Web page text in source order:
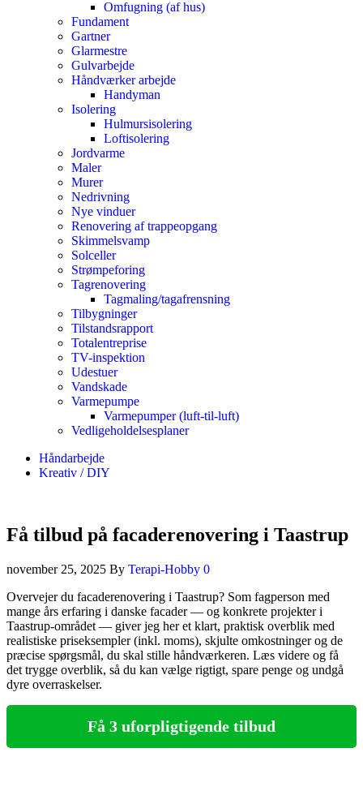
Omfugning (af hus)
Fundament
Gartner
Glarmestre
Gulvarbejde
Håndværker arbejde
Handyman
Isolering
Hulmursisolering
Loftisolering
Jordvarme
Maler
Murer
Nedrivning
Nye vinduer
Renovering af trappeopgang
Skimmelsvamp
Solceller
Strømpeforing
Tagrenovering
Tagmaling/tagafrensning
Tilbygninger
Tilstandsrapport
Totalentreprise
TV-inspektion
Udestuer
Vandskade
Varmepumpe
Varmepumper (luft-til-luft)
Vedligeholdelsesplaner
Håndarbejde
Kreativ / DIY
Få tilbud på facaderenovering i Taastrup
november 25, 2025 By Terapi-Hobby 0
Overvejer du facaderenovering i Taastrup? Som fagperson med
mange års erfaring i danske facader — og konkrete projekter i
Taastrup‑området — giver jeg her et klart, praktisk overblik med
realistiske priseksempler (inkl. moms), skjulte omkostninger og de
præcise spørgsmål, du skal stille håndværkeren. Læs videre og få
det trygge overblik, så du kan vælge rigtigt, spare penge og undgå
dyre overraskelser.
Få 3 uforpligtigende tilbud